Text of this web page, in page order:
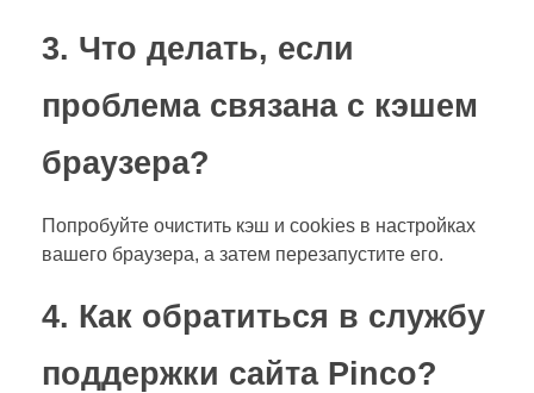
3. Что делать, если
проблема связана с кэшем
браузера?
Попробуйте очистить кэш и cookies в настройках
вашего браузера, а затем перезапустите его.
4. Как обратиться в службу
поддержки сайта Pinco?